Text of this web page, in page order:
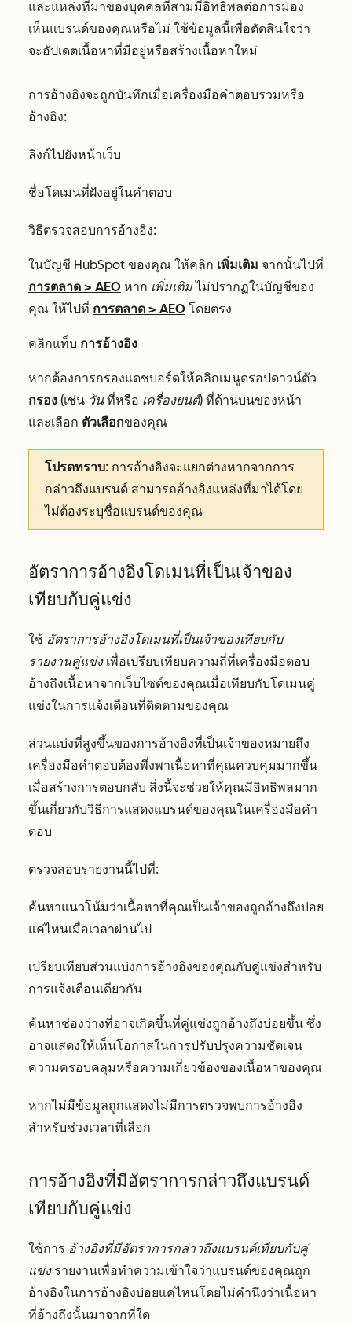
และแหล่งที่มาของบุคคลที่สามมีอิทธิพลต่อการมอง
เห็นแบรนด์ของคุณหรือไม่ ใช้ข้อมูลนี้เพื่อตัดสินใจว่า
จะอัปเดตเนื้อหาที่มีอยู่หรือสร้างเนื้อหาใหม่
การอ้างอิงจะถูกบันทึกเมื่อเครื่องมือคำตอบรวมหรือ
อ้างอิง:
ลิงก์ไปยังหน้าเว็บ
ชื่อโดเมนที่ฝังอยู่ในคำตอบ
วิธีตรวจสอบการอ้างอิง:
ในบัญชี HubSpot ของคุณ ให้คลิก เพิ่มเติม จากนั้นไปที่
การตลาด > AEO หาก เพิ่มเติมไม่ปรากฏในบัญชีของ
คุณ ให้ไปที่ การตลาด > AEO โดยตรง
คลิกแท็บ การอ้างอิง
หากต้องการกรองแดชบอร์ดให้คลิกเมนูดรอปดาวน์ตัว
กรอง (เช่น วัน ที่หรือ เครื่องยนต์) ที่ด้านบนของหน้า
และเลือก ตัวเลือกของคุณ
โปรดทราบ: การอ้างอิงจะแยกต่างหากจากการ
กล่าวถึงแบรนด์ สามารถอ้างอิงแหล่งที่มาได้โดย
ไม่ต้องระบุชื่อแบรนด์ของคุณ
อัตราการอ้างอิงโดเมนที่เป็นเจ้าของ
เทียบกับคู่แข่ง
ใช้ อัตราการอ้างอิงโดเมนที่เป็นเจ้าของเทียบกับ
รายงานคู่แข่งเพื่อเปรียบเทียบความถี่ที่เครื่องมือตอบ
อ้างถึงเนื้อหาจากเว็บไซต์ของคุณเมื่อเทียบกับโดเมนคู่
แข่งในการแจ้งเตือนที่ติดตามของคุณ
ส่วนแบ่งที่สูงขึ้นของการอ้างอิงที่เป็นเจ้าของหมายถึง
เครื่องมือคำตอบต้องพึ่งพาเนื้อหาที่คุณควบคุมมากขึ้น
เมื่อสร้างการตอบกลับ สิ่งนี้จะช่วยให้คุณมีอิทธิพลมาก
ขึ้นเกี่ยวกับวิธีการแสดงแบรนด์ของคุณในเครื่องมือคำ
ตอบ
ตรวจสอบรายงานนี้ไปที่:
ค้นหาแนวโน้มว่าเนื้อหาที่คุณเป็นเจ้าของถูกอ้างถึงบ่อย
แค่ไหนเมื่อเวลาผ่านไป
เปรียบเทียบส่วนแบ่งการอ้างอิงของคุณกับคู่แข่งสำหรับ
การแจ้งเตือนเดียวกัน
ค้นหาช่องว่างที่อาจเกิดขึ้นที่คู่แข่งถูกอ้างถึงบ่อยขึ้น ซึ่ง
อาจแสดงให้เห็นโอกาสในการปรับปรุงความชัดเจน
ความครอบคลุมหรือความเกี่ยวข้องของเนื้อหาของคุณ
หากไม่มีข้อมูลถูกแสดงไม่มีการตรวจพบการอ้างอิง
สำหรับช่วงเวลาที่เลือก
การอ้างอิงที่มีอัตราการกล่าวถึงแบรนด์
เทียบกับคู่แข่ง
ใช้การ อ้างอิงที่มีอัตราการกล่าวถึงแบรนด์เทียบกับคู่
แข่งรายงานเพื่อทำความเข้าใจว่าแบรนด์ของคุณถูก
อ้างอิงในการอ้างอิงบ่อยแค่ไหนโดยไม่คำนึงว่าเนื้อหา
ที่อ้างถึงนั้นมาจากที่ใด